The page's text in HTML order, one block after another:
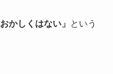
かしくはない」
という